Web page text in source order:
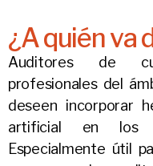
¿A quién va
Auditores de
profesionales del
deseen incorporar
artificial en los
Especialmente útil